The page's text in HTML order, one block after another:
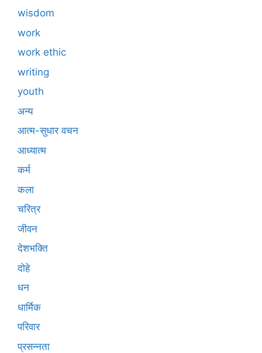
wisdom
work
work ethic
writing
youth
अन्य
आत्म-सुधार वचन
आध्यात्म
कर्म
कला
चरित्र
जीवन
देशभक्ति
दोहे
धन
धार्मिक
परिवार
प्रसन्नता